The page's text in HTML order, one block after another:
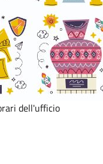
dell'ufficio